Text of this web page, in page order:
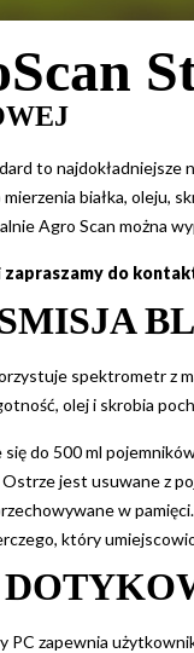
to najdokładniejsze
białka, oleju,
Agro Scan można
zapraszamy do
spektrometr z
olej i skrobia
do 500 ml
Ostrze jest usuwane z
w
który
PC zapewnia